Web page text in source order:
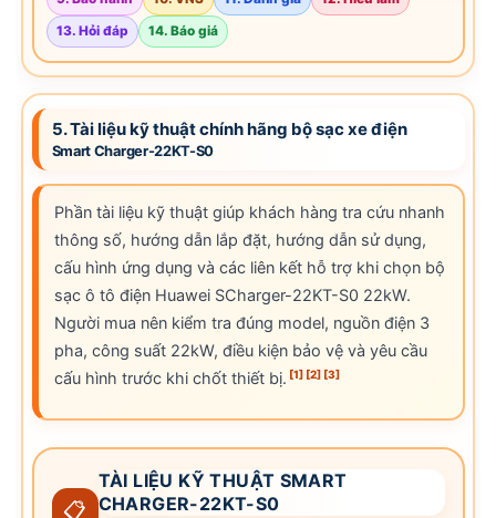
13. Hỏi đáp 14. Báo giá
5. Tài liệu kỹ thuật chính hãng bộ sạc xe điện
Smart Charger-22KT-S0
Phần tài liệu kỹ thuật giúp khách hàng tra cứu nhanh
thông số, hướng dẫn lắp đặt, hướng dẫn sử dụng,
cấu hình ứng dụng và các liên kết hỗ trợ khi chọn bộ
sạc ô tô điện Huawei SCharger-22KT-S0 22kW.
Người mua nên kiểm tra đúng model, nguồn điện 3
pha, công suất 22kW, điều kiện bảo vệ và yêu cầu
cấu hình trước khi chốt thiết bị. [1] [2] [3]
📋
TÀI LIỆU KỸ THUẬT SMART
CHARGER-22KT-S0